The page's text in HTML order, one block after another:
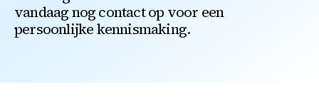
vandaag nog contact op voor een
persoonlijke kennismaking.